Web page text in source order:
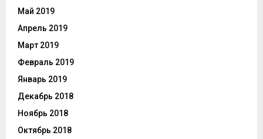
Май 2019
Апрель 2019
Март 2019
Февраль 2019
Январь 2019
Декабрь 2018
Ноябрь 2018
Октябрь 2018